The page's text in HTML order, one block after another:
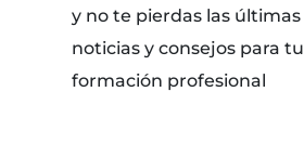
y no te pierdas las últimas
noticias y consejos para tu
formación profesional